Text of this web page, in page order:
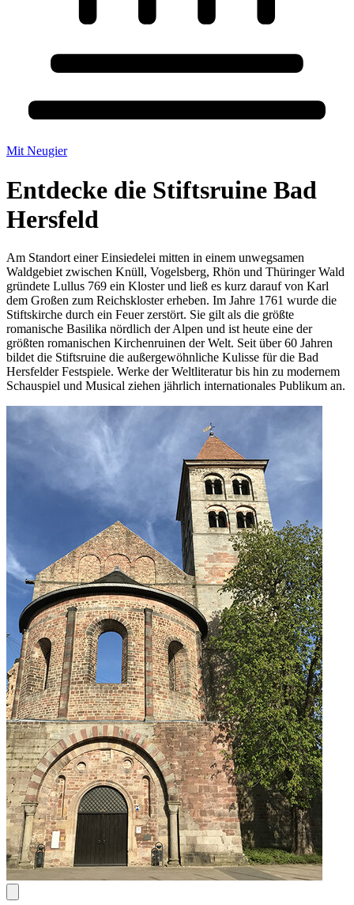
Mit Neugier
Entdecke die Stiftsruine Bad
Hersfeld
Am Standort einer Einsiedelei mitten in einem unwegsamen
Waldgebiet zwischen Knüll, Vogels­berg, Rhön und Thüringer Wald
gründete Lullus 769 ein Kloster und ließ es kurz darauf von Karl
dem Großen zum Reichskloster erheben. Im Jahre 1761 wurde die
Stiftskirche durch ein Feuer zerstört. Sie gilt als die größte
romanische Basilika nördlich der ­Alpen und ist heute eine der
größten ­romanischen Kirchenruinen der Welt. Seit über 60 Jahren
bildet die ­Stiftsruine die außergewöhnliche Kulisse für die Bad
Hersfelder Festspiele. Werke der Weltliteratur bis hin zu modernem
Schauspiel und Musical ziehen jährlich internationales Publikum an.